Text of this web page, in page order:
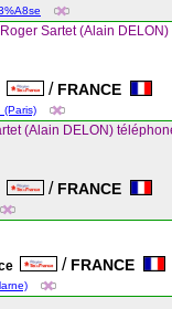
Sartet (Alain
/ FRANCE
(Alain DELON)
/ FRANCE
/ FRANCE